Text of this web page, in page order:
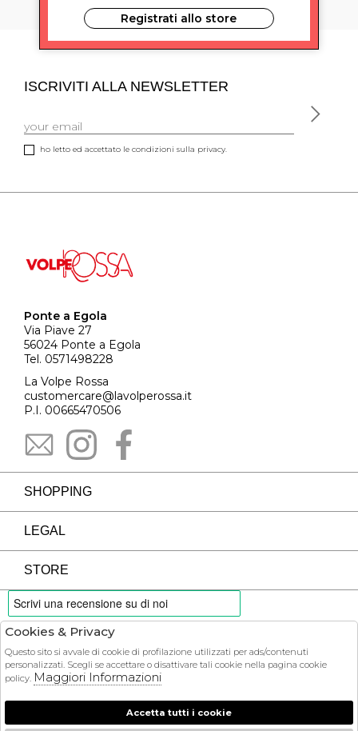
ISCRIVITI ALLA NEWSLETTER
ho letto ed accettato le condizioni sulla privacy.
Ponte a Egola
Via Piave 27
56024 Ponte a Egola
Tel. 0571498228
La Volpe Rossa
customercare@lavolperossa.it
P.I. 00665470506
SHOPPING
LEGAL
STORE
PAYMENTS
COURIER
Registrati allo store
Cookies & Privacy
Questo sito si avvale di cookie di profilazione utilizzati per ads/contenuti
personalizzati. Scegli se accettare o disattivare tali cookie nella pagina cookie
policy. Maggiori Informazioni
Accetta tutti i cookie